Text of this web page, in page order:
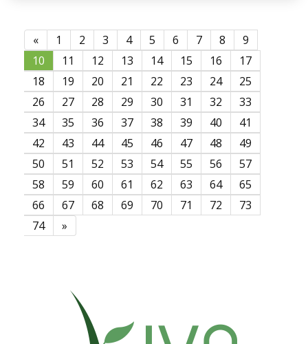
« 1 2 3 4 5 6 7 8
9
10
11 12 13 14 15 16
17
18
19 20 21 22 23 24
25
26
27 28 29 30 31 32
33
34
35 36 37 38 39 40
41
42
43 44 45 46 47 48
49
50
51 52 53 54 55 56
57
58
59 60 61 62 63 64
65
66
67 68 69 70 71 72
73
74
»